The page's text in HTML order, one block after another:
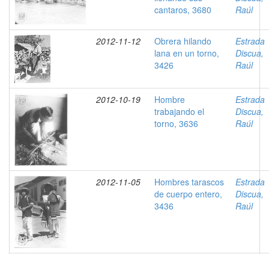
cantaros, 3680
Raúl
2012-11-12
Obrera hilando
lana en un torno,
3426
Estrada
Discua,
Raúl
2012-10-19
Hombre
trabajando el
torno, 3636
Estrada
Discua,
Raúl
2012-11-05
Hombres tarascos
de cuerpo entero,
3436
Estrada
Discua,
Raúl